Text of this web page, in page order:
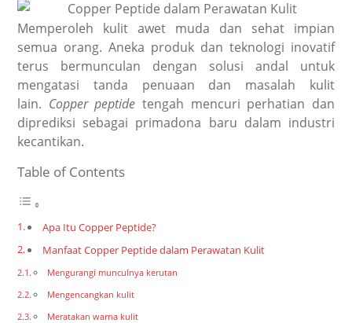
Memperoleh kulit awet muda dan sehat impian
semua orang. Aneka produk dan teknologi inovatif
terus bermunculan dengan solusi andal untuk
mengatasi tanda penuaan dan masalah kulit
lain. Copper peptide tengah mencuri perhatian dan
diprediksi sebagai primadona baru dalam industri
kecantikan.
Table of Contents
Apa Itu Copper Peptide?
Manfaat Copper Peptide dalam Perawatan Kulit
Mengurangi munculnya kerutan
Mengencangkan kulit
Meratakan warna kulit